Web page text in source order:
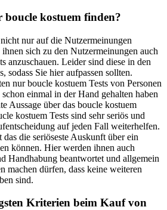
boucle kostuem finden?
nur auf die Nutzermeinungen
sich zu den Nutzermeinungen auch
anzuschauen. Leider sind diese in den
sodass Sie hier aufpassen sollten.
nur boucle kostuem Tests von Personen
einmal in der Hand gehalten haben
Aussage über das boucle kostuem
kostuem Tests sind sehr seriös und
auf jeden Fall weiterhelfen.
die seriöseste Auskunft über ein
können. Hier werden ihnen auch
Handhabung beantwortet und allgemein
machen dürfen, dass keine weiteren
sind.
Kriterien beim Kauf von